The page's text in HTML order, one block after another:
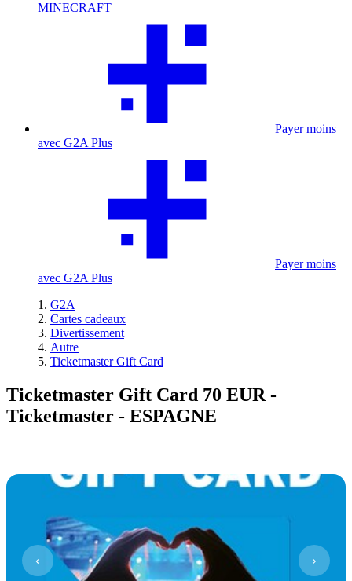
MINECRAFT
Payer moins
avec G2A Plus
Payer moins
avec G2A Plus
G2A
Cartes cadeaux
Divertissement
Autre
Ticketmaster Gift Card
Ticketmaster Gift Card 70 EUR -
Ticketmaster - ESPAGNE